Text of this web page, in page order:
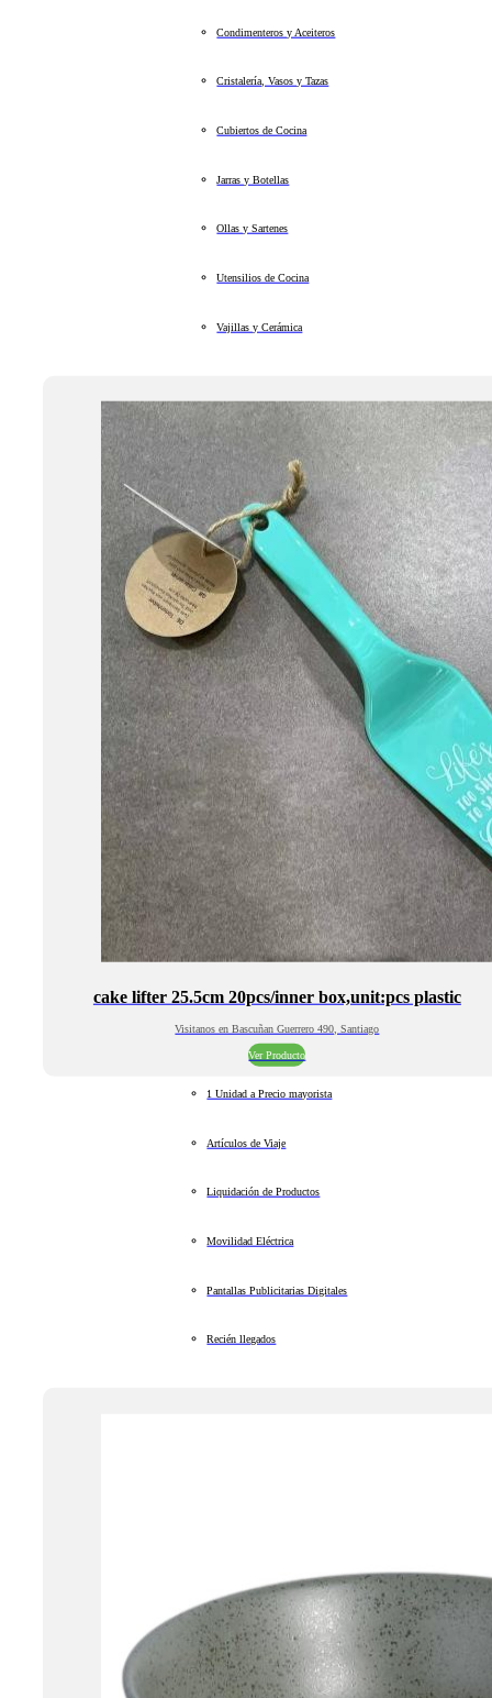
Condimenteros y Aceiteros
Cristalería, Vasos y Tazas
Cubiertos de Cocina
Jarras y Botellas
Ollas y Sartenes
Utensilios de Cocina
Vajillas y Cerámica
cake lifter 25.5cm 20pcs/inner box,unit:pcs plastic
Visitanos en Bascuñan Guerrero 490, Santiago
Ver Producto
1 Unidad a Precio mayorista
Artículos de Viaje
Liquidación de Productos
Movilidad Eléctrica
Pantallas Publicitarias Digitales
Recién llegados